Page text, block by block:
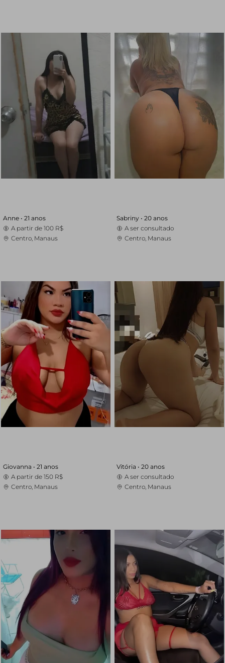
Anne • 21 anos
A partir de 100 R$
Centro, Manaus
Sabriny • 20 anos
A ser consultado
Centro, Manaus
Giovanna • 21 anos
A partir de 150 R$
Centro, Manaus
Vitória • 20 anos
A ser consultado
Centro, Manaus